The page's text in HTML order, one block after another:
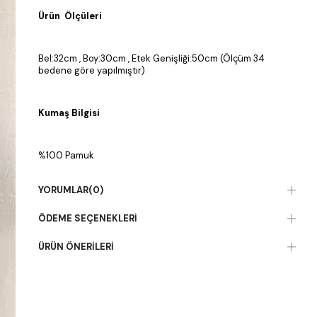
Ürün Ölçüleri
Bel:32cm , Boy:30cm , Etek Genişliği:50cm (Ölçüm 34
bedene göre yapılmıştır)
Kumaş Bilgisi
%100 Pamuk
YORUMLAR(0)
ÖDEME SEÇENEKLERI
ÜRÜN ÖNERILERI